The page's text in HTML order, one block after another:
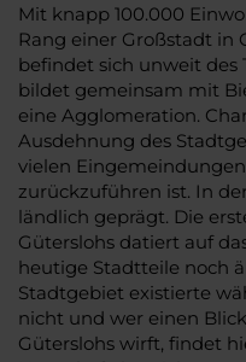
Mit knapp 100.000
Rang einer Großstadt in
befindet sich unweit des
bildet gemeinsam mit
eine Agglomeration.
Ausdehnung des
vielen
zurückzuführen ist. In
ländlich geprägt. Die
Güterslohs datiert auf
heutige Stadtteile noch
Stadtgebiet existierte
nicht und wer einen
Güterslohs wirft, findet